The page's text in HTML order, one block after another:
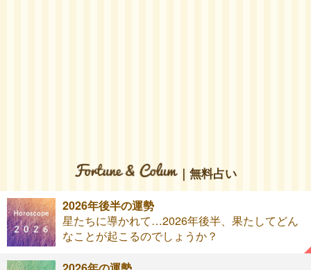
｜無料占い
2026年後半の運勢
星たちに導かれて…2026年後半、果たしてどん
なことが起こるのでしょうか？